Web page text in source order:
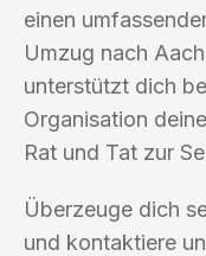
einen
Umzug nach
unterstützt dich
Organisation
Rat und Tat zur
Überzeuge dich
und kontaktiere